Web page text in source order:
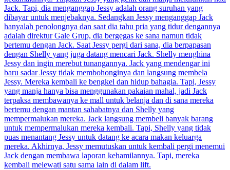
Jack. Tapi, dia menganggap Jessy adalah orang suruhan yang
dibayar untuk menjebaknya. Sedangkan Jessy menganggap Jack
hanyalah penolongnya dan saat dia tahu pria yang tidur dengannya
adalah direktur Gale Grup, dia bergegas ke sana namun tidak
bertemu dengan Jack. Saat Jessy pergi dari sana, dia berpapasan
dengan Shelly yang juga datang mencari Jack. Shelly menghina
Jessy dan ingin merebut tunangannya. Jack yang mendengar ini
baru sadar Jessy tidak membohonginya dan langsung membela
Jessy. Mereka kembali ke bengkel dan hidup bahagia. Tapi, Jessy
yang manja hanya bisa menggunakan pakaian mahal, jadi Jack
terpaksa membawanya ke mall untuk belanja dan di sana mereka
bertemu dengan mantan sahabatnya dan Shelly yang
mempermalukan mereka. Jack langsung membeli banyak barang
untuk mempermalukan mereka kembali. Tapi, Shelly yang tidak
puas menantang Jessy untuk datang ke acara makan keluarga
mereka. Akhirnya, Jessy memutuskan untuk kembali pergi menemui
Jack dengan membawa laporan kehamilannya. Tapi, mereka
kembali melewati satu sama lain di dalam lift.